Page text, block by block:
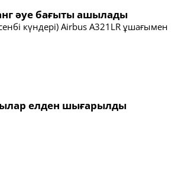
әуе бағыты ашылады
күндері) Airbus A321LR ұшағымен
елден шығарылды